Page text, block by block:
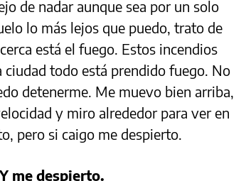
de nadar aunque sea por un solo
lo más lejos que puedo, trato de
está el fuego. Estos incendios
todo está prendido fuego. No
detenerme. Me muevo bien arriba,
y miro alrededor para ver en
pero si caigo me despierto.
Y me despierto.